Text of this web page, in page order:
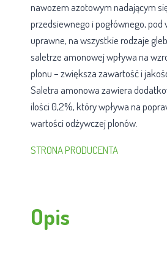
nawozem azotowym nadającym
przedsiewnego i pogłównego,
uprawne, na wszystkie rodzaje
saletrze amonowej wpływa na
plonu – zwiększa zawartość i
Saletra amonowa zawiera
ilości 0,2%, który wpływa na
wartości odżywczej plonów.
STRONA PRODUCENTA
Opis